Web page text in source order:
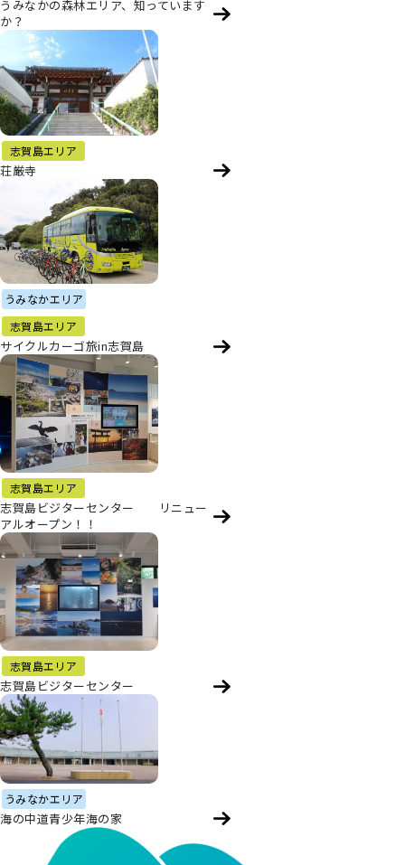
うみなかの森林エリア、知っています
か？
志賀島エリア
荘厳寺
うみなかエリア
志賀島エリア
サイクルカーゴ旅in志賀島
志賀島エリア
志賀島ビジターセンター リニュー
アルオープン！！
志賀島エリア
志賀島ビジターセンター
うみなかエリア
海の中道青少年海の家